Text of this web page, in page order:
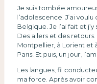
Je suis tombée
l’adolescence. J’ai
Belgique. Je l’ai fait et
Des allers et des
Montpellier, à Lorient et
Paris. Et puis, un jour,
Les langues, fil
ma force. Après avoir